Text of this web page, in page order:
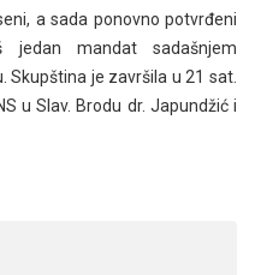
a sada ponovno potvrđeni
mandat sadašnjem
Skupština je završila u 21 sat.
u Slav. Brodu dr. Japundžić i